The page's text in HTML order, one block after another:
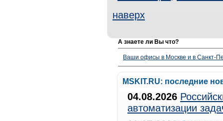
наверх
А знаете ли Вы что?
Ваши офисы в Москве и в Санкт-
MSKIT.RU: последние
04.08.2026
автоматизации